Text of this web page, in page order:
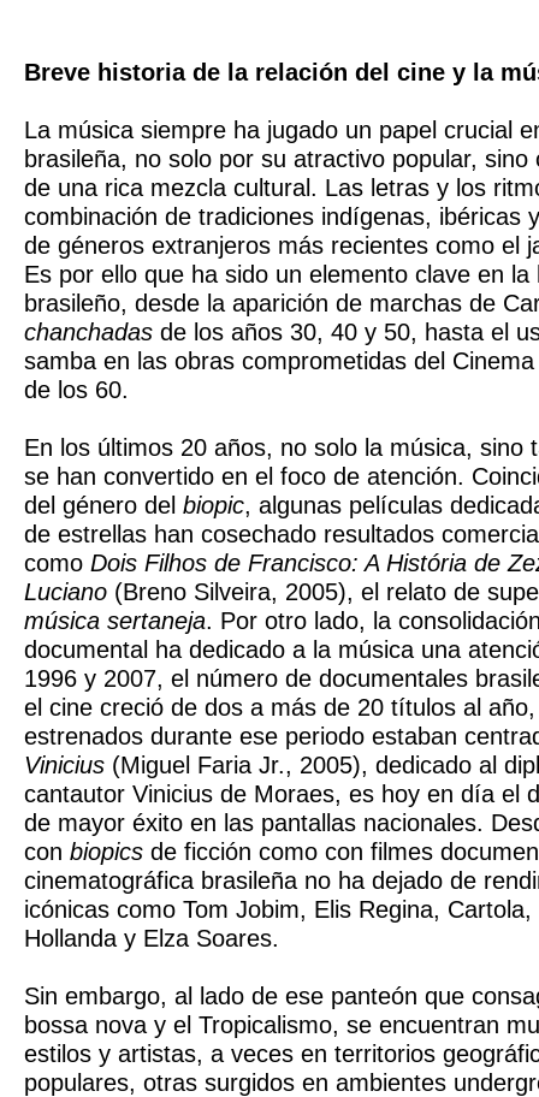
Breve historia de la relación del cine y la
La música siempre ha jugado un papel crucial
brasileña, no solo por su atractivo popular, sino
de una rica mezcla cultural. Las letras y los
combinación de tradiciones indígenas, ibéricas
de géneros extranjeros más recientes como el
Es por ello que ha sido un elemento clave en la
brasileño, desde la aparición de marchas de
chanchadas de los años 30, 40 y 50, hasta el
samba en las obras comprometidas del
de los 60.
En los últimos 20 años, no solo la música, sino
se han convertido en el foco de atención.
del género del biopic, algunas películas
de estrellas han cosechado resultados
como Dois Filhos de Francisco: A História de
Luciano (Breno Silveira, 2005), el relato de
música sertaneja. Por otro lado, la
documental ha dedicado a la música una
1996 y 2007, el número de documentales
el cine creció de dos a más de 20 títulos al
estrenados durante ese periodo estaban
Vinicius (Miguel Faria Jr., 2005), dedicado al
cantautor Vinicius de Moraes, es hoy en día el
de mayor éxito en las pantallas nacionales.
con biopics de ficción como con filmes
cinematográfica brasileña no ha dejado de
icónicas como Tom Jobim, Elis Regina,
Hollanda y Elza Soares.
Sin embargo, al lado de ese panteón que
bossa nova y el Tropicalismo, se encuentran
estilos y artistas, a veces en territorios
populares, otras surgidos en ambientes